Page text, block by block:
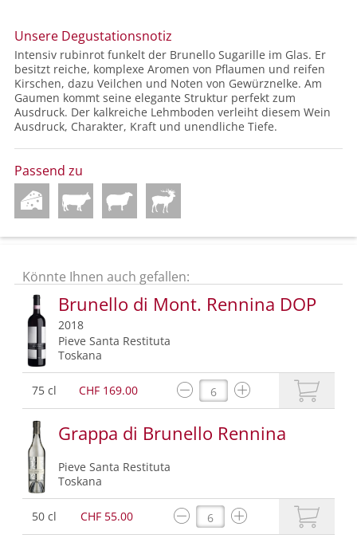
Unsere Degustationsnotiz
Intensiv rubinrot funkelt der Brunello Sugarille im Glas. Er
besitzt reiche, komplexe Aromen von Pflaumen und reifen
Kirschen, dazu Veilchen und Noten von Gewürznelke. Am
Gaumen kommt seine elegante Struktur perfekt zum
Ausdruck. Der kalkreiche Lehmboden verleiht diesem Wein
Ausdruck, Charakter, Kraft und unendliche Tiefe.
Passend zu
Könnte Ihnen auch gefallen:
Brunello di Mont. Rennina DOP
2018
Pieve Santa Restituta
Toskana
75 cl CHF 169.00
Grappa di Brunello Rennina
Pieve Santa Restituta
Toskana
50 cl CHF 55.00